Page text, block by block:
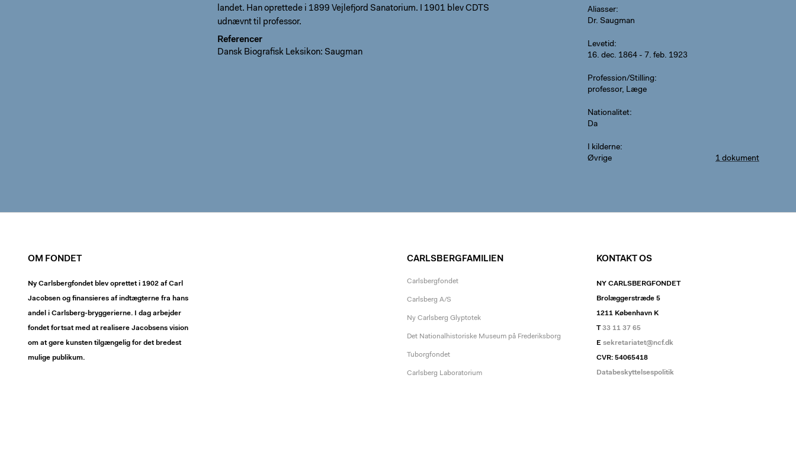
landet. Han oprettede i 1899 Vejlefjord Sanatorium. I 1901 blev CDTS
udnævnt til professor.
Referencer
Dansk Biografisk Leksikon: Saugman
Aliasser
Dr. Saugman
Levetid
16. dec. 1864 - 7. feb. 1923
Profession/Stilling
professor, Læge
Nationalitet
Da
I kilderne
Øvrige
1 dokument
OM FONDET
Ny Carlsbergfondet blev oprettet i 1902 af Carl
Jacobsen og finansieres af indtægterne fra hans
andel i Carlsberg-bryggerierne. I dag arbejder
fondet fortsat med at realisere Jacobsens vision
om at gøre kunsten tilgængelig for det bredest
mulige publikum.
CARLSBERGFAMILIEN
Carlsbergfondet
Carlsberg A/S
Ny Carlsberg Glyptotek
Det Nationalhistoriske Museum på Frederiksborg
Tuborgfondet
Carlsberg Laboratorium
KONTAKT OS
NY CARLSBERGFONDET
Brolæggerstræde 5
1211 København K
T33 11 37 65
E sekretariatet@ncf.dk
CVR: 54065418
Databeskyttelsespolitik